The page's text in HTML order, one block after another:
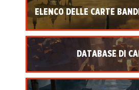
ELENCO DELLE CARTE
DATABASE DI